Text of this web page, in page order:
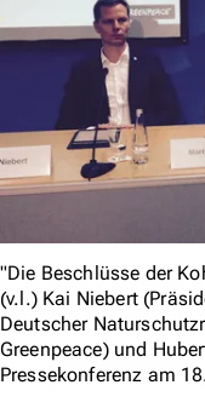
"Die Beschlüsse der
(v.l.) Kai Niebert
Deutscher
Greenpeace) und
Pressekonferenz am